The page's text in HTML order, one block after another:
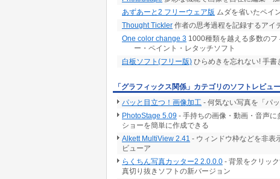
あずあーと2 フリーウェア版 ムダを省いたペイ
Thought Tickler 作者の思考過程を記録するアイ
One color change 3 1000種類を越える多数の
ー・ペイント・レタッチソフト
白板ソフト(フリー版) ひらめきを忘れない! 手
「グラフィックス関係」カテゴリのソフトレビュー
パッと目立つ！画像加工 - 何気ない写真を「パ
PhotoStage 5.09 - 手持ちの画像・動画・音声
ショーを簡単に作成できる
Alkett MultiView 2.41 - ウィンドウ枠などを非表
ビューア
らくちん写真カッター2 2.0.0.0 - 背景をクリッ
真切り抜きソフトの新バージョン